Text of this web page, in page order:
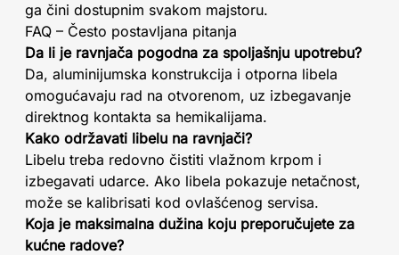
ga čini dostupnim svakom majstoru.
FAQ – Često postavljana pitanja
Da li je ravnjača pogodna za spoljašnju upotrebu?
Da, aluminijumska konstrukcija i otporna libela
omogućavaju rad na otvorenom, uz izbegavanje
direktnog kontakta sa hemikalijama.
Kako održavati libelu na ravnjači?
Libelu treba redovno čistiti vlažnom krpom i
izbegavati udarce. Ako libela pokazuje netačnost,
može se kalibrisati kod ovlašćenog servisa.
Koja je maksimalna dužina koju preporučujete za
kućne radove?